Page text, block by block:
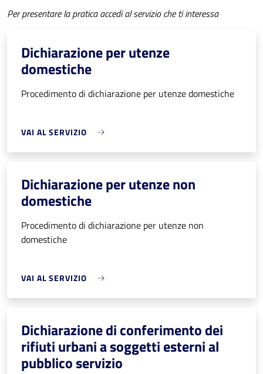
Per presentare la pratica accedi al servizio che ti interessa
Dichiarazione per utenze
domestiche
Procedimento di dichiarazione per utenze domestiche
VAI AL SERVIZIO
Dichiarazione per utenze non
domestiche
Procedimento di dichiarazione per utenze non
domestiche
VAI AL SERVIZIO
Dichiarazione di conferimento dei
rifiuti urbani a soggetti esterni al
pubblico servizio